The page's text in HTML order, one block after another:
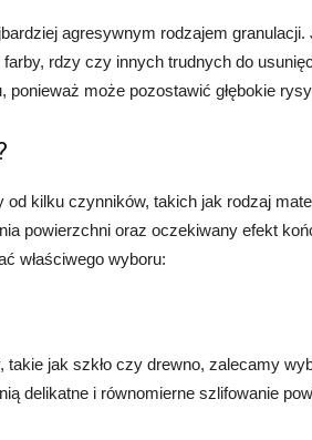
agresywnym rodzajem granulacji.
rdzy czy innych trudnych do
może pozostawić głębokie
kilku czynników, takich jak rodzaj
powierzchni oraz oczekiwany efekt
właściwego wyboru:
takie jak szkło czy drewno, zalecamy
delikatne i równomierne szlifowanie